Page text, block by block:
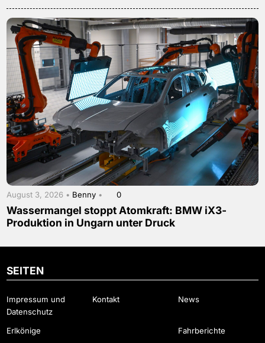
August 3, 2026 • Benny • 0
Wassermangel stoppt Atomkraft: BMW iX3-
Produktion in Ungarn unter Druck
SEITEN
Impressum und
Datenschutz
Kontakt News
Erlkönige Fahrberichte